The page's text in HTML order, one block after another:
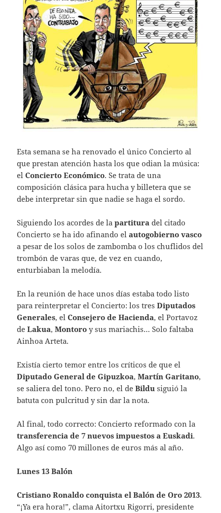
Esta semana se ha renovado el único Concierto al
que prestan atención hasta los que odian la música:
elConcierto Económico. Se trata de una
composición clásica para hucha y billetera que se
debe interpretar sin que nadie se haga el sordo.
Siguiendo los acordes de la partitura del citado
Concierto se ha ido afinando elautogobierno vasco
a pesar de los solos de zambomba o los chuflidos del
trombón de varas que, de vez en cuando,
enturbiaban la melodía.
En la reunión de hace unos días estaba todo listo
para reinterpretar el Concierto: los tresDiputados
Generales, elConsejero de Hacienda, el Portavoz
deLakua,Montoro y sus mariachis… Solo faltaba
Ainhoa Arteta.
Existía cierto temor entre los críticos de que el
Diputado General de Gipuzkoa,Martín Garitano,
se saliera del tono. Pero no, el deBildu siguió la
batuta con pulcritud y sin dar la nota.
Al final, todo correcto: Concierto reformado con la
transferencia de 7 nuevos impuestos a Euskadi.
Algo así como 70 millones de euros más al año.
Lunes 13 Balón
Cristiano Ronaldo conquista el Balón de Oro 2013.
“¡Ya era hora!”, clama Aitortxu Rigorri, presidente